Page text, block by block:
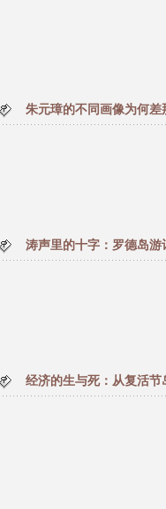
朱元璋的不同画像为何差
涛声里的十字：罗德岛游
经济的生与死：从复活